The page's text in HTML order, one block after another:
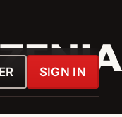
SIGN IN